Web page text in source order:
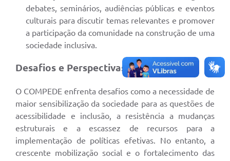
debates, seminários, audiências públicas e eventos
culturais para discutir temas relevantes e promover
a participação da comunidade na construção de uma
sociedade inclusiva.
Desafios e Perspectivas
O COMPEDE enfrenta desafios como a necessidade de
maior sensibilização da sociedade para as questões de
acessibilidade e inclusão, a resistência a mudanças
estruturais e a escassez de recursos para a
implementação de políticas efetivas. No entanto, a
crescente mobilização social e o fortalecimento das